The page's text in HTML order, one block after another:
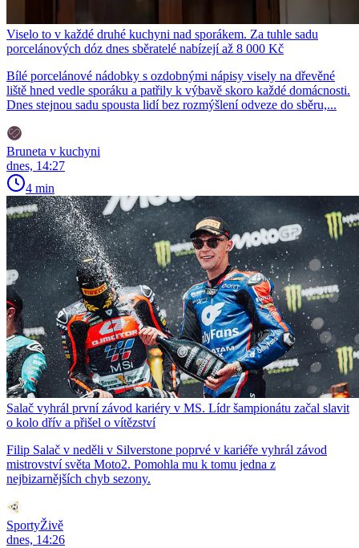
Viselo to v každé druhé kuchyni nad sporákem. Za tuhle sadu
porcelánových dóz dnes sběratelé nabízejí až 8 000 Kč
Bílé porcelánové nádobky s ozdobnými nápisy visely na dřevěné
liště hned vedle sporáku a patřily k výbavě skoro každé domácnosti.
Dnes stejnou sadu spousta lidí bez rozmýšlení odveze do sběru,...
Bruneta v kuchyni
dnes, 14:27
4 min
Salač vyhrál první závod kariéry v MS. Lídr šampionátu začal slavit
o kolo dřív a přišel o vítězství
Filip Salač v neděli v Silverstone poprvé v kariéře vyhrál závod
mistrovství světa Moto2. Pomohla mu k tomu jedna z
nejbizarnějších chyb sezony.
SportyŽivě
dnes, 14:26